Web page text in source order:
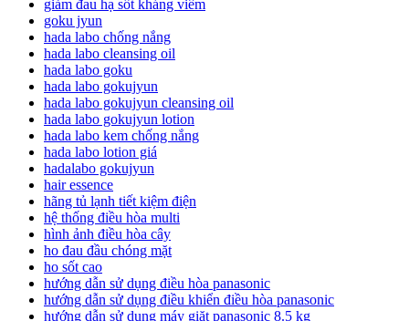
giảm đau hạ sốt kháng viêm
goku jyun
hada labo chống nắng
hada labo cleansing oil
hada labo goku
hada labo gokujyun
hada labo gokujyun cleansing oil
hada labo gokujyun lotion
hada labo kem chống nắng
hada labo lotion giá
hadalabo gokujyun
hair essence
hãng tủ lạnh tiết kiệm điện
hệ thống điều hòa multi
hình ảnh điều hòa cây
ho đau đầu chóng mặt
ho sốt cao
hướng dẫn sử dụng điều hòa panasonic
hướng dẫn sử dụng điều khiển điều hòa panasonic
hướng dẫn sử dụng máy giặt panasonic 8.5 kg